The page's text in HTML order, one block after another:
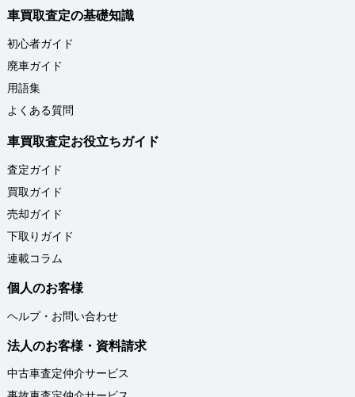
車買取査定の基礎知識
初心者ガイド
廃車ガイド
用語集
よくある質問
車買取査定お役立ちガイド
査定ガイド
買取ガイド
売却ガイド
下取りガイド
連載コラム
個人のお客様
ヘルプ・お問い合わせ
法人のお客様・資料請求
中古車査定仲介サービス